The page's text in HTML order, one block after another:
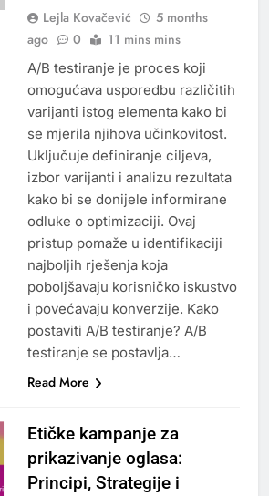
Lejla Kovačević
5 months
ago
0 11 mins mins
A/B testiranje je proces koji
omogućava usporedbu različitih
varijanti istog elementa kako bi
se mjerila njihova učinkovitost.
Uključuje definiranje ciljeva,
izbor varijanti i analizu rezultata
kako bi se donijele informirane
odluke o optimizaciji. Ovaj
pristup pomaže u identifikaciji
najboljih rješenja koja
poboljšavaju korisničko iskustvo
i povećavaju konverzije. Kako
postaviti A/B testiranje? A/B
testiranje se postavlja…
Read More
Etičke kampanje za
prikazivanje oglasa:
Principi, Strategije i